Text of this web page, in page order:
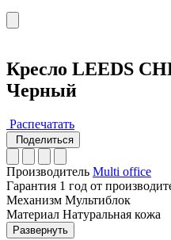
Кресло LEEDS
Черный
Распечатать
Поделиться
Производитель Multi office
Гарантия 1 год от
Механизм Мультиблок
Материал Натуральная кожа
Развернуть